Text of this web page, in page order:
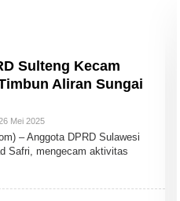
Sulteng Kecam
Aliran Sungai
Mei 2025O
E
H
M
– Anggota DPRD Sulawesi
Safri, mengecam aktivitas